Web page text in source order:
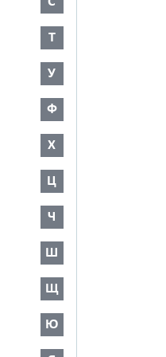
Т
У
Ф
Х
Ц
Ч
Ш
Щ
Ю